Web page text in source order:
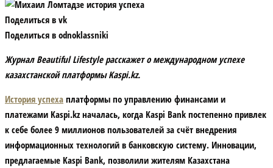
Поделиться в vk
Поделиться в odnoklassniki
Журнал Beautiful Lifestyle расскажет о международном успехе
казахстанской платформы Kaspi.kz.
История успеха платформы по управлению финансами и
платежами Kaspi.kz началась, когда Kaspi Bank постепенно привлек
к себе более 9 миллионов пользователей за счёт внедрения
информационных технологий в банковскую систему. Инновации,
предлагаемые Kaspi Bank, позволили жителям Казахстана